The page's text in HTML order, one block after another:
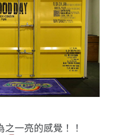
一亮的感覺！！